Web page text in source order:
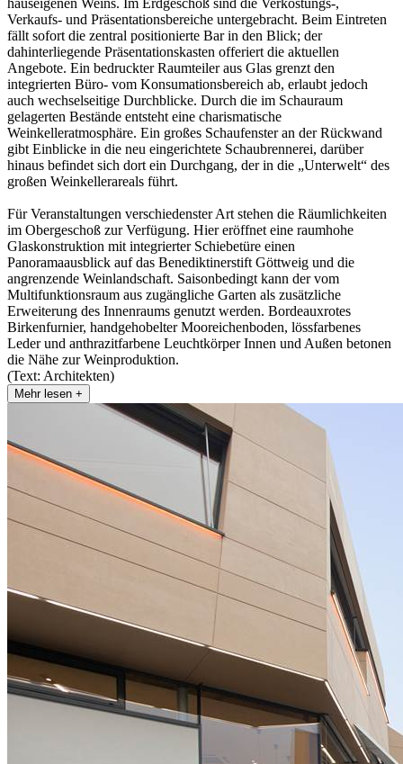
hauseigenen Weins. Im Erdgeschoß sind die Verkostungs-,
Verkaufs- und Präsentationsbereiche untergebracht. Beim Eintreten
fällt sofort die zentral positionierte Bar in den Blick; der
dahinterliegende Präsentationskasten offeriert die aktuellen
Angebote. Ein bedruckter Raumteiler aus Glas grenzt den
integrierten Büro- vom Konsumationsbereich ab, erlaubt jedoch
auch wechselseitige Durchblicke. Durch die im Schauraum
gelagerten Bestände entsteht eine charismatische
Weinkelleratmosphäre. Ein großes Schaufenster an der Rückwand
gibt Einblicke in die neu eingerichtete Schaubrennerei, darüber
hinaus befindet sich dort ein Durchgang, der in die „Unterwelt“ des
großen Weinkellerareals führt.
Für Veranstaltungen verschiedenster Art stehen die Räumlichkeiten
im Obergeschoß zur Verfügung. Hier eröffnet eine raumhohe
Glaskonstruktion mit integrierter Schiebetüre einen
Panoramaausblick auf das Benediktinerstift Göttweig und die
angrenzende Weinlandschaft. Saisonbedingt kann der vom
Multifunktionsraum aus zugängliche Garten als zusätzliche
Erweiterung des Innenraums genutzt werden. Bordeauxrotes
Birkenfurnier, handgehobelter Mooreichenboden, lössfarbenes
Leder und anthrazitfarbene Leuchtkörper Innen und Außen betonen
die Nähe zur Weinproduktion.
(Text: Architekten)
Mehr lesen +